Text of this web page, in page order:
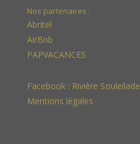
Nos partenaires :
Abritel
AirBnb
PAPVACANCES
Facebook : Rivière Souleilade
Mentions légales